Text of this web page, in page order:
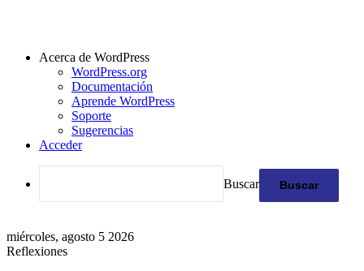
Acerca de WordPress
WordPress.org
Documentación
Aprende WordPress
Soporte
Sugerencias
Acceder
Buscar
miércoles, agosto 5 2026
Reflexiones